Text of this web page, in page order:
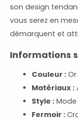
son design
vous serez en
démarquent et
Informations
Couleur :Or
Matériaux :
Style :Mode
Fermoir :